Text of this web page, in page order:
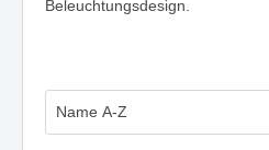
Beleuchtungsdesign.